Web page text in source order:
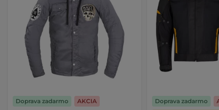
Doprava zadarmo AKCIA Doprava zadarmo